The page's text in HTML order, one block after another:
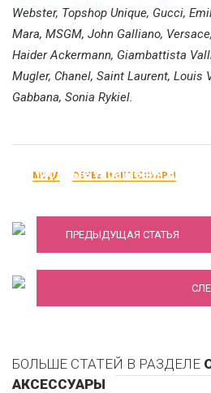
Webster, Topshop Unique, Gucci,
Mara, MSGM, John Galliano,
Haider Ackermann, Giambattista
Mugler, Chanel, Saint Laurent, Louis
Gabbana, Sonia Rykiel.
МОДА ОБУВЬ И АКСЕССУАРЫ
Модные украшения для
ПРЕДЫДУЩАЯ СТАТЬЯ
Лучшие женские часы до
Lacoste на 2022 год
БОЛЬШЕ СТАТЕЙ В РАЗДЕЛЕ
АКСЕССУАРЫ